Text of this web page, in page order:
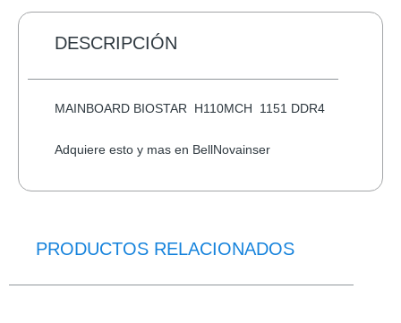
DESCRIPCIÓN
MAINBOARD BIOSTAR H110MCH 1151 DDR4
Adquiere esto y mas en BellNovainser
PRODUCTOS RELACIONADOS